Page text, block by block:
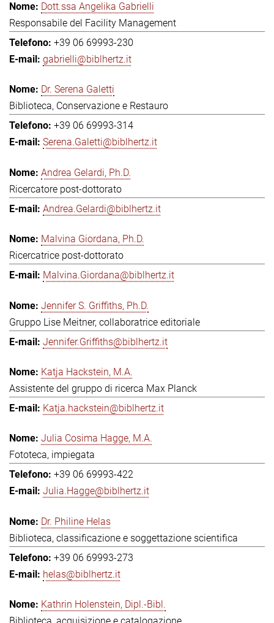
Dott.ssa Angelika Gabrielli
Responsabile del Facility Management
+39 06 69993-230
gabrielli@biblhertz.it
Dr. Serena Galetti
Biblioteca, Conservazione e Restauro
+39 06 69993-314
Serena.Galetti@biblhertz.it
Andrea Gelardi, Ph.D.
Ricercatore post-dottorato
Andrea.Gelardi@biblhertz.it
Malvina Giordana, Ph.D.
Ricercatrice post-dottorato
Malvina.Giordana@biblhertz.it
Jennifer S. Griffiths, Ph.D.
Gruppo Lise Meitner, collaboratrice editoriale
Jennifer.Griffiths@biblhertz.it
Katja Hackstein, M.A.
Assistente del gruppo di ricerca Max Planck
Katja.hackstein@biblhertz.it
Julia Cosima Hagge, M.A.
Fototeca, impiegata
+39 06 69993-422
Julia.Hagge@biblhertz.it
Dr. Philine Helas
Biblioteca, classificazione e soggettazione scientifica
+39 06 69993-273
helas@biblhertz.it
Kathrin Holenstein, Dipl.-Bibl.